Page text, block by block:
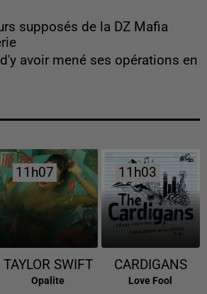
supposés de la DZ Mafia
avoir mené ses opérations en
11h07
11h07
TAYLOR SWIFT
Opalite
11h03
11h03
CARDIGANS
Love Fool